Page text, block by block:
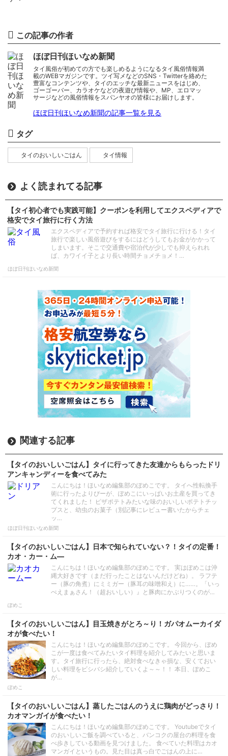
この記事の作者
ほぼ日刊ほいなめ新聞
タイ風俗が初めての方でも楽しめるようになるタイ風俗情報満
載のWEBマガジンです。ツイ写メなどのSNS・Twitterを絡めた
豊富なコンテンツや、タイのエッチな最新ニュースをはじめ、
ゴーゴーバー、カラオケなどの夜遊び情報や、MP、エロマッ
サージなどの風俗情報をスパンヤオの皆様にお届けします。
ほぼ日刊ほいなめ新聞の記事一覧を見る
タグ
タイのおいしいごはん タイ情報
よく読まれてる記事
【タイ初心者でも実践可能】クーポンを利用してエクスペディアで
格安でタイ旅行に行く方法
エクスペディアで予約すれば格安でタイ旅行に行ける！タイ
旅行で楽しい風俗遊びをするにはどうしてもお金がかかって
しまいます。そこで交通費や宿泊代が少しでも抑えられれ
ば、カワイイ子とより長い時間チョメチョメ！…
ほぼ日刊ほいなめ新聞
関連する記事
【タイのおいしいごはん】タイに行ってきた友達からもらったドリ
アンキャンディーを食べてみた
こんにちは！ほいなめ編集部のぽめこです。 タイへ性転換手
術に行ったよりぴーが、ぽめこにいっぱいお土産を買ってき
てくれました！ ピザポテトみたいな味のおいしいポテトチッ
プスと、幼虫のお菓子（別記事にレビュー書いたからチェ
ッ…
ほぼ日刊ほいなめ新聞
【タイのおいしいごはん】日本で知られていない？！タイの定番！
カオ・カー・ム―
こんにちは！ほいなめ編集部のぽめこです。 実はぽめこは沖
縄大好きです（まだ行ったことはないんだけどね）。 ラフテ
ー（豚の角煮）にミミガー（豚耳の味噌和え）に……。「いっ
ぺえまぁさん！（超おいしい）』と豚肉にかぶりつくのが…
ぽめこ
【タイのおいしいごはん】目玉焼きがとろ～り！ガパオムーカイダ
オが食べたい！
こんにちは！ほいなめ編集部のぽめこです。 今回から、ぽめ
こが一度は食べてみたいタイ料理を紹介してみたいと思いま
す。タイ旅行に行ったら、絶対食べなきゃ損な、安くておい
しい料理をビシバシ紹介していくよ～～！！ 本日、ぽめこ
が…
ぽめこ
【タイのおいしいごはん】蒸したごはんのうえに鶏肉がどっさり！
カオマンガイが食べたい！
こんにちは！ほいなめ編集部のぽめこです。 Youtubeでタイ
のおいしいご飯を調べていると、バンコクの屋台の料理を食
べ歩きしている動画を見つけました。 食べていた料理はカオ
マンガイというもの。見た目は真っ白でごはんの上に…